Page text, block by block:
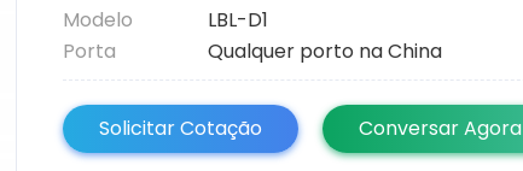
Modelo LBL-D1
Porta
Qualquer porto na China
Solicitar Cotação Conversar Agora